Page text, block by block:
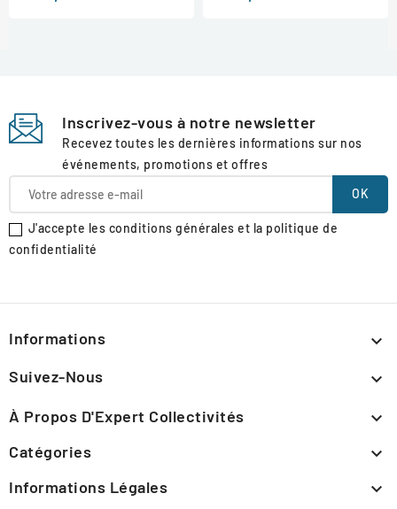
Inscrivez-vous à notre newsletter
Recevez toutes les dernières informations sur nos
événements, promotions et offres
J'accepte les conditions générales et la politique de
confidentialité
Informations 
Suivez-Nous 
À Propos D'Expert Collectivités 
Catégories 
Informations Légales 